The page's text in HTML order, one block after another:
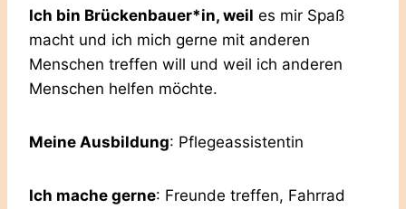
Ich bin Brückenbauer*in, weil es mir Spaß
macht und ich mich gerne mit anderen
Menschen treffen will und weil ich anderen
Menschen helfen möchte.
Meine Ausbildung: Pflegeassistentin
Ich mache gerne: Freunde treffen, Fahrrad